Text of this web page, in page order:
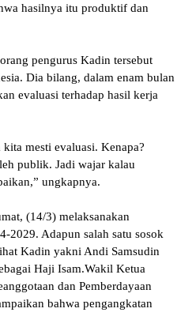
hasilnya itu produktif dan
pengurus Kadin tersebut
Dia bilang, dalam enam bulan
evaluasi terhadap hasil kerja
mesti evaluasi. Kenapa?
publik. Jadi wajar kalau
ungkapnya.
(14/3) melaksanakan
2029. Adapun salah satu sosok
Kadin yakni Andi Samsudin
Haji Isam.Wakil Ketua
dan Pemberdayaan
bahwa pengangkatan